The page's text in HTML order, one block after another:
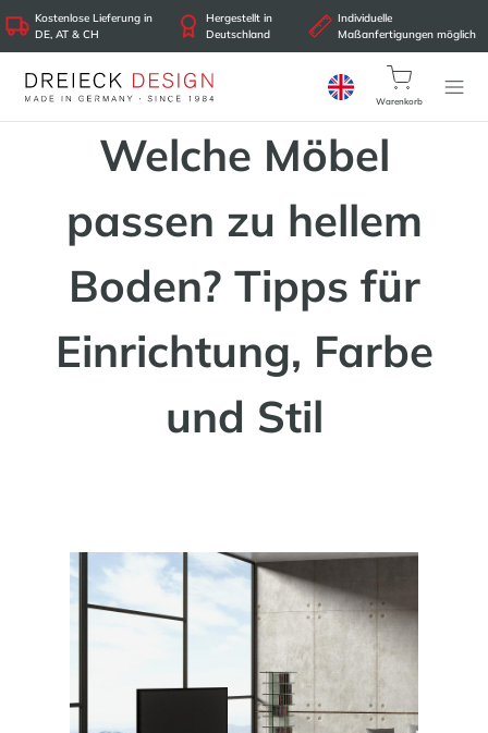
Kostenlose Lieferung in
DE, AT & CH
Hergestellt in
Deutschland
Individuelle
Maßanfertigungen möglich
Warenkorb
Welche Möbel
passen zu hellem
Boden? Tipps für
Einrichtung, Farbe
und Stil